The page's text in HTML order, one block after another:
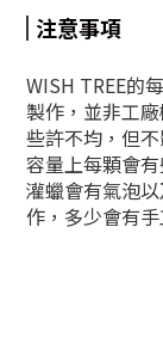
注意事項
WISH TREE的
製作，並非工
些許不均，但
容量上每顆會
灌蠟會有氣泡
作，多少會有